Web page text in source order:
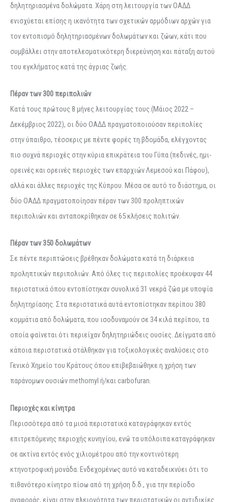
δηλητηριασμένα δολώματα. Χάρη στη λειτουργία των ΟΑΔΔ
ενισχύεται επίσης η ικανότητα των σχετικών αρμόδιων αρχών για
τον εντοπισμό δηλητηριασμένων δολωμάτων και ζώων, κάτι που
συμβάλλει στην αποτελεσματικότερη διερεύνηση και πάταξη αυτού
του εγκλήματος κατά της άγριας ζωής.
Πέραν των 300 περιπολιών
Κατά τους πρώτους 8 μήνες λειτουργίας τους (Μάιος 2022 –
Δεκέμβριος 2022), οι δύο ΟΑΔΔ πραγματοποιούσαν περιπολίες
στην ύπαιθρο, τέσσερις με πέντε φορές τη βδομάδα, ελέγχοντας
πιο συχνά περιοχές στην κύρια επικράτεια του Γύπα (πεδινές, ημι-
ορεινές και ορεινές περιοχές των επαρχιών Λεμεσού και Πάφου),
αλλά και άλλες περιοχές της Κύπρου. Μέσα σε αυτό το διάστημα, οι
δύο ΟΑΔΔ πραγματοποίησαν πέραν των 300 προληπτικών
περιπολιών και ανταποκρίθηκαν σε 65 κλήσεις πολιτών.
Πέραν των 350 δολωμάτων
Σε πέντε περιπτώσεις βρέθηκαν δολώματα κατά τη διάρκεια
προληπτικών περιπολιών. Από όλες τις περιπολίες προέκυψαν 44
περιστατικά όπου εντοπίστηκαν συνολικά 31 νεκρά ζώα με υποψία
δηλητηρίασης. Στα περιστατικά αυτά εντοπίστηκαν περίπου 380
κομμάτια από δολώματα, που ισοδυναμούν σε 34 κιλά περίπου, τα
οποία φαίνεται ότι περιείχαν δηλητηριώδεις ουσίες. Δείγματα από
κάποια περιστατικά στάλθηκαν για τοξικολογικές αναλύσεις στο
Γενικό Χημείο του Κράτους όπου επιβεβαιώθηκε η χρήση των
παράνομων ουσιών methomyl ή/και carbofuran.
Περιοχές και κίνητρα
Περισσότερα από τα μισά περιστατικά καταγράφηκαν εντός
επιτρεπόμενης περιοχής κυνηγίου, ενώ τα υπόλοιπα καταγράφηκαν
σε ακτίνα εντός ενός χιλιομέτρου από την κοντινότερη
κτηνοτροφική μονάδα. Ενδεχομένως αυτό να καταδεικνύει ότι το
πιθανότερο κίνητρο πίσω από τη χρήση δ.δ., για την περίοδο
αναφοράς, είναι στην πλειονότητα των περιστατικών οι αντιδικίες